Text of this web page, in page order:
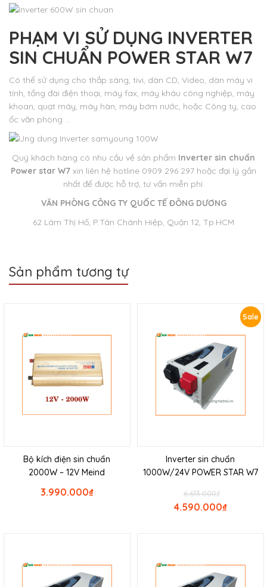
PHẠM VI SỬ DỤNG INVERTER
SIN CHUẨN POWER STAR W7
Có thể sử dụng cho thắp sáng, tivi, dàn CD, Video, dàn máy vi
tính, tổng đài điện thoại, máy fax, máy khâu công nghiệp, máy
khoan, quạt máy, máy hàn, máy bơm nước, hoặc Công ty, cao
ốc văn phòng …
​Quý khách hàng có nhu cầu về sản phẩm Inverter sin chuẩn
Power star W7 xin liên hệ hotline 0909 296 297 hoặc đại lý gần
nhất để được hỗ trợ, tư vấn miễn phí.
VĂN PHÒNG CÔNG TY QUỐC TẾ ĐÔNG DƯƠNG
62 Lâm Thị Hố, P.Tân Chánh Hiệp, Quận 12, Tp.HCM
Sản phẩm tương tự
Bộ kích điện sin chuẩn
2000W – 12V Meind
₫
3.990.000
Sale
Inverter sin chuẩn
1000W/24V POWER STAR W7
₫
6.613.000
₫
4.590.000